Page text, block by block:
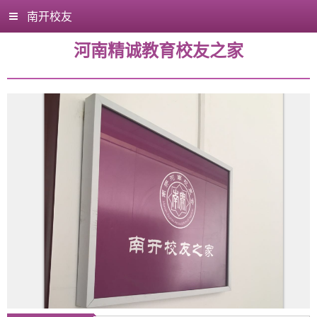
南开校友
河南精诚教育校友之家